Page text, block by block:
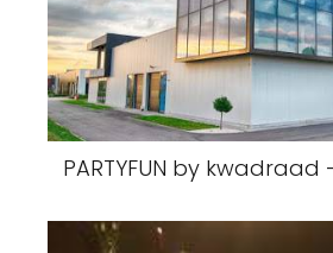
PARTYFUN by